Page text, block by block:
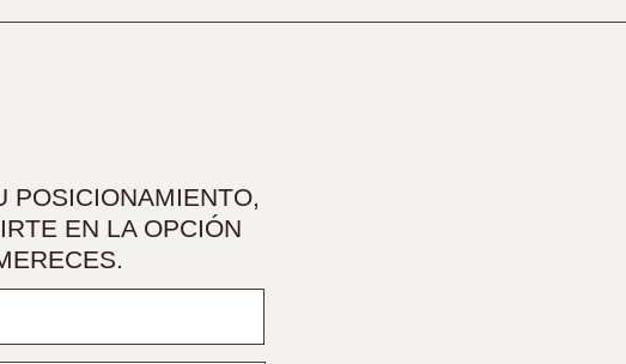
POSICIONAMIENTO,
EN LA OPCIÓN